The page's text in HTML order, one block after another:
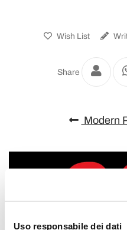
Uso responsabile dei dati
Wish List
Share
Modern